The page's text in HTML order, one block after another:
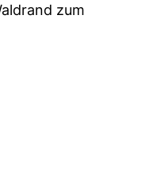
zum